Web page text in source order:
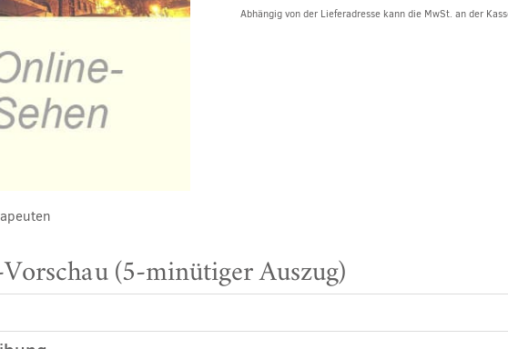
Abhängig von der Lieferadresse kann die MwSt. an der
(5-minütiger Auszug)